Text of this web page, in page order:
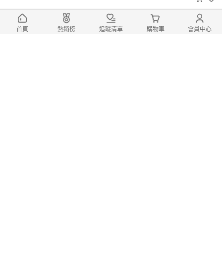
健康微醺好選擇
【樂和諧】VINADA 歐洲人氣無酒精紅
首頁 熱銷榜 追蹤清單 購物車 會員中心